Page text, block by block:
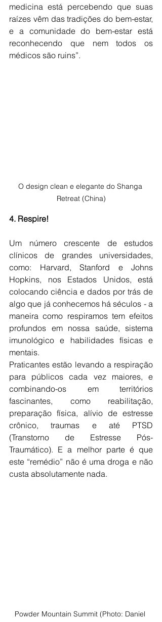
medicina está percebendo que suas
raízes vêm das tradições do bem-estar,
e a comunidade do bem-estar está
reconhecendo que nem todos os
médicos são ruins”.
O design clean e elegante do Shanga
Retreat (China)
4. Respire!
Um número crescente de estudos
clínicos de grandes universidades,
como: Harvard, Stanford e Johns
Hopkins, nos Estados Unidos, está
colocando ciência e dados por trás de
algo que já conhecemos há séculos - a
maneira como respiramos tem efeitos
profundos em nossa saúde, sistema
imunológico e habilidades físicas e
mentais.
Praticantes estão levando a respiração
para públicos cada vez maiores, e
combinando-os em territórios
fascinantes, como reabilitação,
preparação física, alívio de estresse
crônico, traumas e até PTSD
(Transtorno de Estresse Pós-
Traumático). E a melhor parte é que
este “remédio” não é uma droga e não
custa absolutamente nada.
Powder Mountain Summit (Photo: Daniel